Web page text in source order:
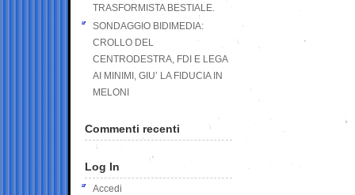
TRASFORMISTA BESTIALE.
SONDAGGIO BIDIMEDIA:
CROLLO DEL
CENTRODESTRA, FDI E LEGA
AI MINIMI, GIU’ LA FIDUCIA IN
MELONI
Commenti recenti
Log In
Accedi